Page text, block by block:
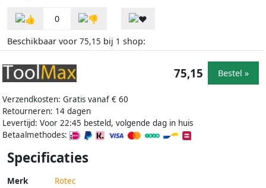
0
Beschikbaar voor 75,15 bij 1 shop:
Verzendkosten: Gratis vanaf € 60
Retourneren: 14 dagen
Levertijd: Voor 22:45 besteld, volgende dag in huis
Betaalmethodes:
75,15 Bestel »
Specificaties
Merk Rotec